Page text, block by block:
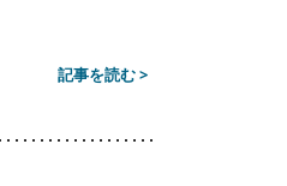
記事を読む >